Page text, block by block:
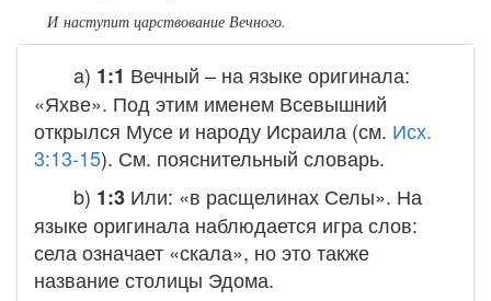
И наступит царствование Вечного.
a) 1:1 Вечный – на языке оригинала:
«Яхве». Под этим именем Всевышний
открылся Мусе и народу Исраила (см. Исх.
3:13-15). См. пояснительный словарь.
b) 1:3 Или: «в расщелинах Селы». На
языке оригинала наблюдается игра слов:
села означает «скала», но это также
название столицы Эдома.